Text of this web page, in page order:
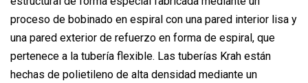
proceso de bobinado en espiral con una pared interior lisa y
una pared exterior de refuerzo en forma de espiral, que
pertenece a la tubería flexible. Las tuberías Krah están
hechas de polietileno de alta densidad mediante un